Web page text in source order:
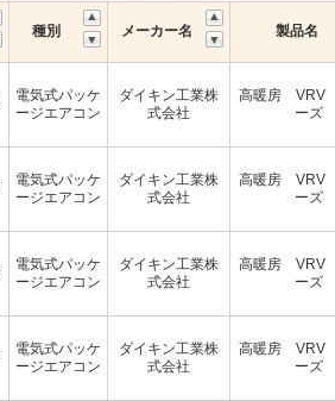
種別 メーカー名 製品名
電気式パッケ
ージエアコン
ダイキン工業株
式会社
高暖房 VRV
ーズ
電気式パッケ
ージエアコン
ダイキン工業株
式会社
高暖房 VRV
ーズ
電気式パッケ
ージエアコン
ダイキン工業株
式会社
高暖房 VRV
ーズ
電気式パッケ
ージエアコン
ダイキン工業株
式会社
高暖房 VRV
ーズ